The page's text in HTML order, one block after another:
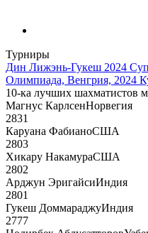
Турниры
Дин Лижэнь-Гукеш 2024
Олимпиада, Венгрия, 2024
10-ка лучших шахматистов
Магнус КарлсенНорвегия
2831
Каруана ФабианоСША
2803
Хикару НакамураСША
2802
Арджун ЭригайсиИндия
2801
Гукеш ДоммараджуИндия
2777